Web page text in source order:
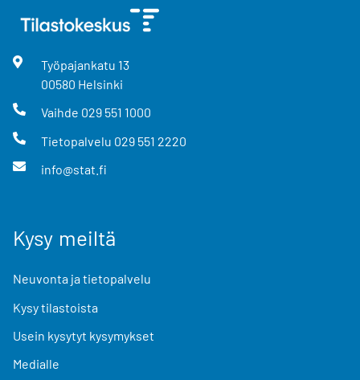
Työpajankatu 13
00580 Helsinki
Vaihde 029 551 1000
Tietopalvelu 029 551 2220
info@stat.fi
Kysy meiltä
Neuvonta ja tietopalvelu
Kysy tilastoista
Usein kysytyt kysymykset
Medialle